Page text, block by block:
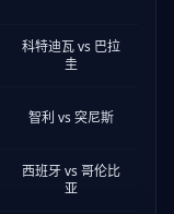
科特迪瓦 vs 巴拉
圭
智利 vs 突尼斯
西班牙 vs 哥伦比
亚